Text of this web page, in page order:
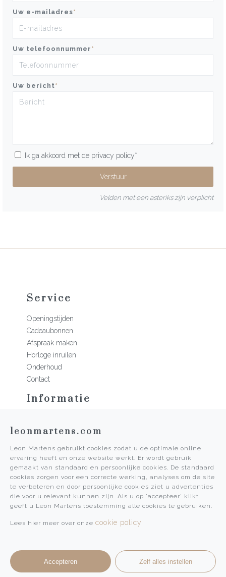
Uw e-mailadres*
Uw telefoonnummer *
Uw bericht*
Ik ga akkoord met de privacy policy*
Velden met een asteriks zijn verplicht
Service
Openingstijden
Cadeaubonnen
Afspraak maken
Horloge inruilen
Onderhoud
Contact
Informatie
Historie
Algemene voorwaarden
Privacy Policy
Pers
Leon Martens
Leon Martens Juwelier
leonmartens.com
Leon Martens gebruikt cookies zodat u de optimale online
ervaring heeft en onze website werkt. Er wordt gebruik
gemaakt van standaard en persoonlijke cookies. De standaard
cookies zorgen voor een correcte werking, analyses om de site
te verbeteren en door persoonlijke cookies ziet u advertenties
die voor u relevant kunnen zijn. Als u op 'accepteer' klikt
geeft u Leon Martens toestemming alle cookies te gebruiken.
Lees hier meer over onze cookie policy
Accepteren Zelf alles instellen